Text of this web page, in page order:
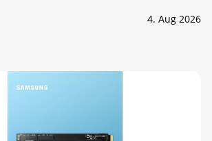
4. Aug 2026